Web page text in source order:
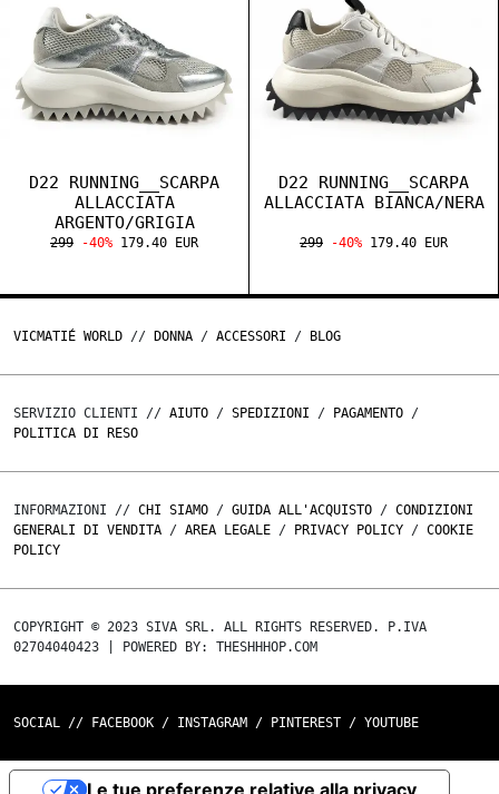
D22 RUNNING__SCARPA
ALLACCIATA
ARGENTO/GRIGIA
299 -40% 179.40 EUR
D22 RUNNING__SCARPA
ALLACCIATA BIANCA/NERA
299 -40% 179.40 EUR
VICMATIÉ WORLD // DONNA / ACCESSORI / BLOG
SERVIZIO CLIENTI // AIUTO / SPEDIZIONI / PAGAMENTO /
POLITICA DI RESO
INFORMAZIONI // CHI SIAMO / GUIDA ALL'ACQUISTO / CONDIZIONI
GENERALI DI VENDITA / AREA LEGALE / PRIVACY POLICY / COOKIE
POLICY
COPYRIGHT © 2023 SIVA SRL. ALL RIGHTS RESERVED. P.IVA
02704040423 | POWERED BY: THESHHHOP.COM
SOCIAL // FACEBOOK / INSTAGRAM / PINTEREST / YOUTUBE
Le tue preferenze relative alla privacy